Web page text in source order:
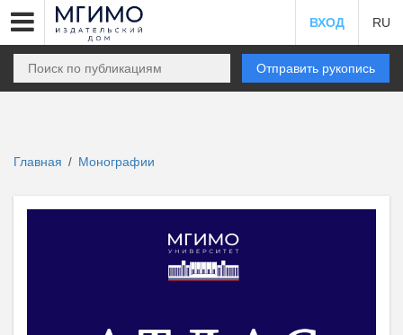
ВХОД RU
Отправить рукопись
Главная / Монографии